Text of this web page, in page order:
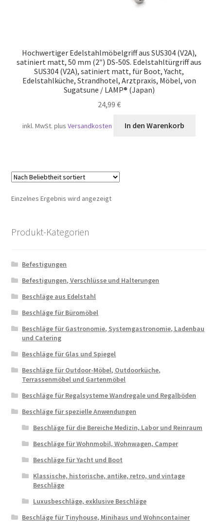
Hochwertiger Edelstahlmöbelgriff aus SUS304 (V2A),
satiniert matt, 50 mm (2″) DS-50S. Edelstahltürgriff aus
SUS304 (V2A), satiniert matt, für Boot, Yacht,
Edelstahlküche, Strandhotel, Arztpraxis, Möbel, von
Sugatsune / LAMP® (Japan)
24,99 €
inkl. MwSt. plusVersandkosten In den Warenkorb
Einzelnes Ergebnis wird angezeigt
Produkt-Kategorien
Befestigungen
Befestigungen, Verschlüsse und Halterungen
Beschläge aus Edelstahl
Beschläge für Büromöbel
Beschläge für Gastronomie, Systemgastronomie, Ladenbau
und Catering
Beschläge für Glas und Spiegel
Beschläge für Outdoor-Möbel, Outdoorküche,
Terrassenmöbel und Gartenmöbel
Beschläge für Regalsysteme Wandregale und Regalböden
Beschläge für spezielle Anwendungen
Beschläge für die Bereiche Medizin, Labor und Reinraum
Beschläge für Wohnmobil, Wohnwagen, Camper
Beschläge für Yacht und Boot
Klassische, historische, antike, retro, und vintage
Beschläge
Luxusbeschläge, exklusive Beschläge
Beschläge für Tinyhouse, Minihaus und Wohncontainer